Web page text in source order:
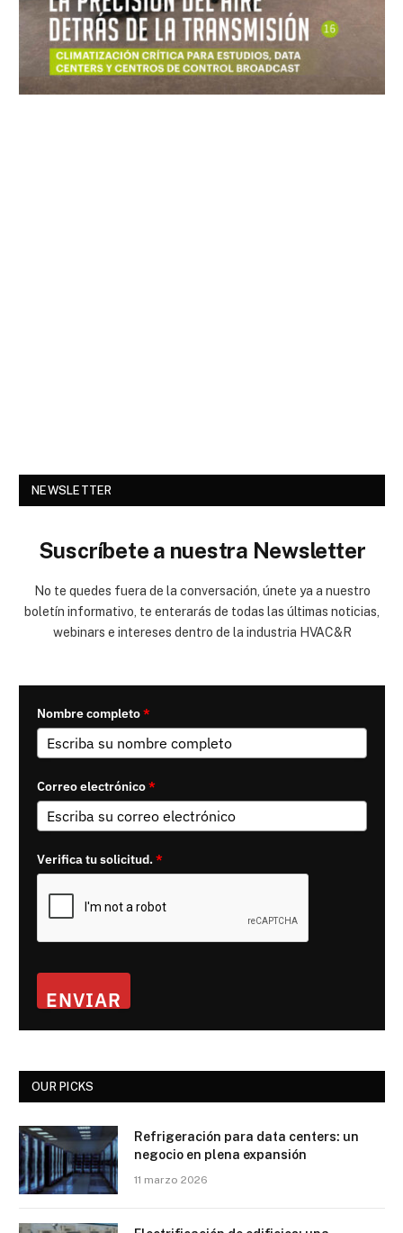
NEWSLETTER
Suscríbete a nuestra Newsletter
No te quedes fuera de la conversación, únete ya a nuestro
boletín informativo, te enterarás de todas las últimas noticias,
webinars e intereses dentro de la industria HVAC&R
Nombre completo*
Correo electrónico*
Verifica tu solicitud.*
ENVIAR
OUR PICKS
Refrigeración para data centers: un
negocio en plena expansión
11 marzo 2026